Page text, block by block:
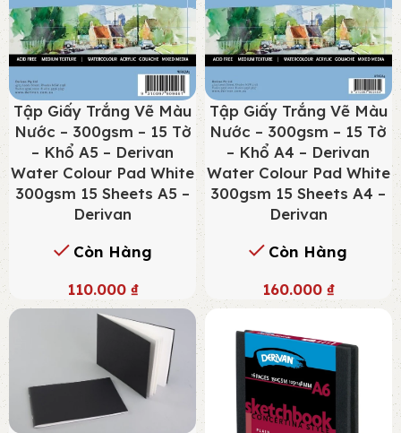
Tập Giấy Trắng Vẽ Màu
Nước – 300gsm – 15 Tờ
– Khổ A5 – Derivan
Water Colour Pad White
300gsm 15 Sheets A5 –
Derivan
Còn Hàng
110.000 ₫
Tập Giấy Trắng Vẽ Màu
Nước – 300gsm – 15 Tờ
– Khổ A4 – Derivan
Water Colour Pad White
300gsm 15 Sheets A4 –
Derivan
Còn Hàng
160.000 ₫